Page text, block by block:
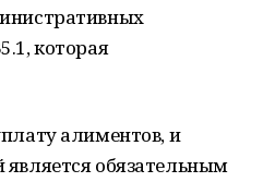
которая
алиментов, и
является обязательным